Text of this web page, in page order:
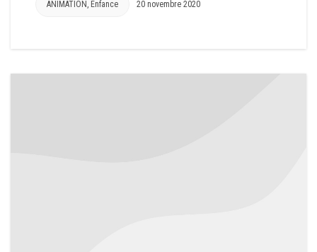
ANIMATION , Enfance 20 novembre 2020